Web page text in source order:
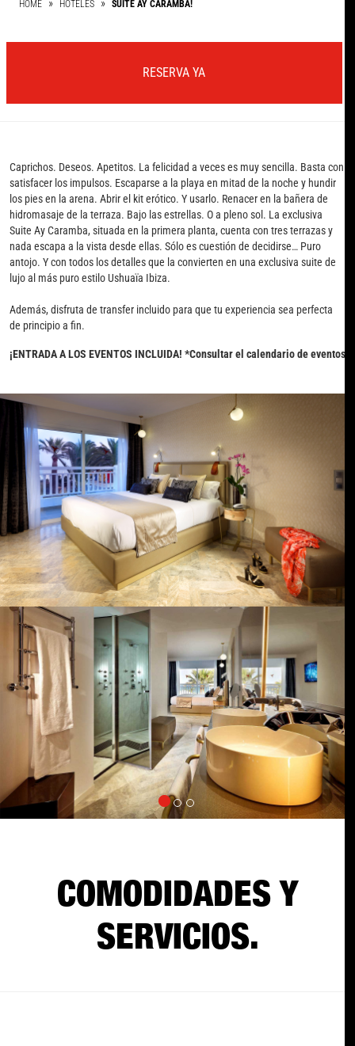
HOME HOTELES SUITE AY CARAMBA!
RESERVA YA
Caprichos. Deseos. Apetitos. La felicidad a veces es muy sencilla. Basta con
satisfacer los impulsos. Escaparse a la playa en mitad de la noche y hundir
los pies en la arena. Abrir el kit erótico. Y usarlo. Renacer en la bañera de
hidromasaje de la terraza. Bajo las estrellas. O a pleno sol. La exclusiva
Suite Ay Caramba, situada en la primera planta, cuenta con tres terrazas y
nada escapa a la vista desde ellas. Sólo es cuestión de decidirse… Puro
antojo. Y con todos los detalles que la convierten en una exclusiva suite de
lujo al más puro estilo Ushuaïa Ibiza.
Además, disfruta de transfer incluido para que tu experiencia sea perfecta
de principio a fin.
¡ENTRADA A LOS EVENTOS INCLUIDA! *Consultar el calendario de eventos
COMODIDADES Y
SERVICIOS.